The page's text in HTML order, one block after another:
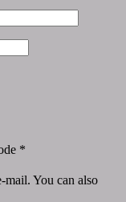
*
You can also